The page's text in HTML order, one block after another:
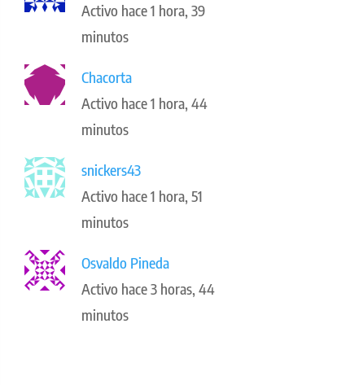
Activo hace 1 hora, 39
minutos
Chacorta
Activo hace 1 hora, 44
minutos
snickers43
Activo hace 1 hora, 51
minutos
Osvaldo Pineda
Activo hace 3 horas, 44
minutos